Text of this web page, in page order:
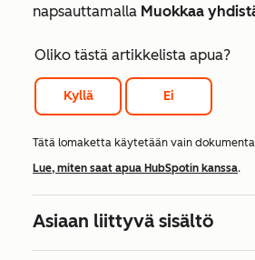
napsauttamalla Muokkaa
Oliko tästä artikkelista apua?
Kyllä Ei
Tätä lomaketta käytetään vain
Lue, miten saat apua HubSpotin kanssa.
Asiaan liittyvä sisältö